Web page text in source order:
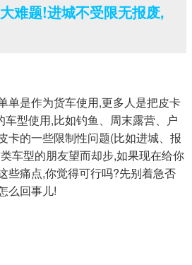
难题!进城不受限无报废,
单是作为货车使用,更多人是把皮卡
型使用,比如钓鱼、周末露营、户
卡的一些限制性问题(比如进城、报
车型的朋友望而却步,如果现在给你
些痛点,你觉得可行吗?先别着急否
么回事儿!